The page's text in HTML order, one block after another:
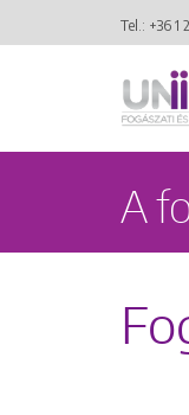
Tel.: +36 1
A